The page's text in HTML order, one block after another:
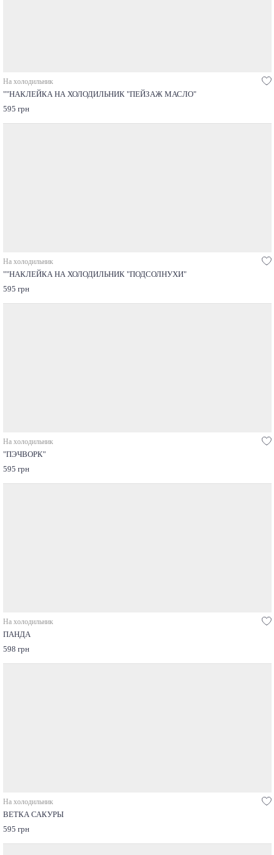
На холодильник
""НАКЛЕЙКА НА ХОЛОДИЛЬНИК "ПЕЙЗАЖ МАСЛО"
595 грн
На холодильник
""НАКЛЕЙКА НА ХОЛОДИЛЬНИК "ПОДСОЛНУХИ"
595 грн
На холодильник
"ПЭЧВОРК"
595 грн
На холодильник
ПАНДА
598 грн
На холодильник
ВЕТКА САКУРЫ
595 грн